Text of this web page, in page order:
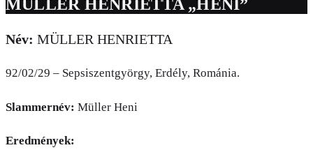
MÜLLER HENRIETTA „HENI”
Név: MÜLLER HENRIETTA
92/02/29 – Sepsiszentgyörgy, Erdély, Románia.
Slammernév: Müller Heni
Eredmények: